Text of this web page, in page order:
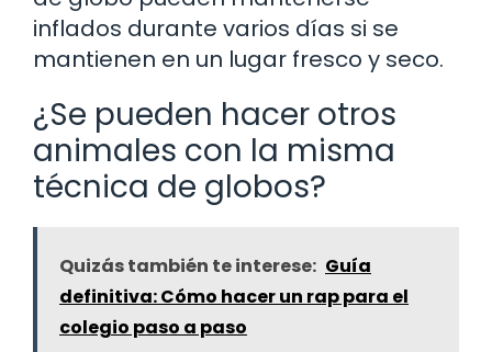
inflados durante varios días si se
mantienen en un lugar fresco y seco.
¿Se pueden hacer otros
animales con la misma
técnica de globos?
Quizás también te interese: Guía
definitiva: Cómo hacer un rap para el
colegio paso a paso